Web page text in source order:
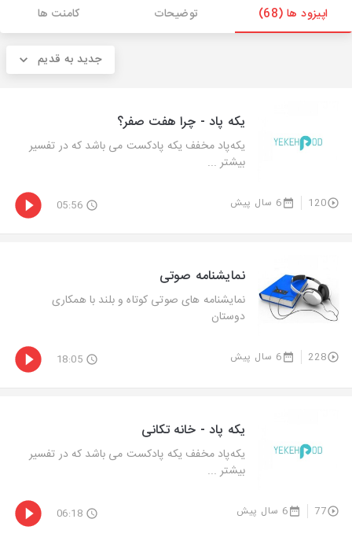
اپیزود ها (68)
توضیحات کامنت ها
جدید به قدیم
یکه پاد - چرا هفت صفر؟
یکه‌پاد مخفف یکه پادکست می باشد که در تفسیر
بیشتر ...
120 6 سال پیش 05:56
نمایشنامه صوتی
نمایشنامه های صوتی کوتاه و بلند با همکاری
دوستان
228 6 سال پیش 18:05
یکه پاد - خانه تکانی
یکه‌پاد مخفف یکه پادکست می باشد که در تفسیر
بیشتر ...
77 6 سال پیش 06:18